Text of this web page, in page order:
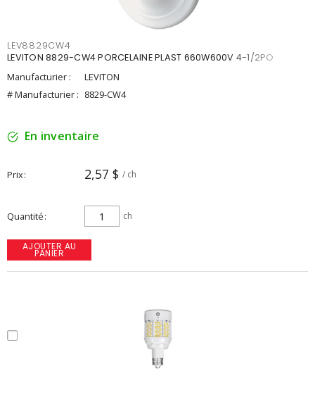
LEV8829CW4
LEVITON 8829-CW4 PORCELAINE PLAST 660W600V 4-1/2PO
Manufacturier :
LEVITON
# Manufacturier : 8829-CW4
En inventaire
Prix 2,57 $ / ch
Quantité ch
AJOUTER AU
PANIER